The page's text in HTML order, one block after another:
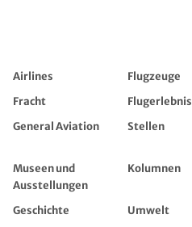
Airlines Flugzeuge
Fracht
Flugerlebnis
General Aviation
Stellen
Museen und
Ausstellungen
Kolumnen
Geschichte Umwelt